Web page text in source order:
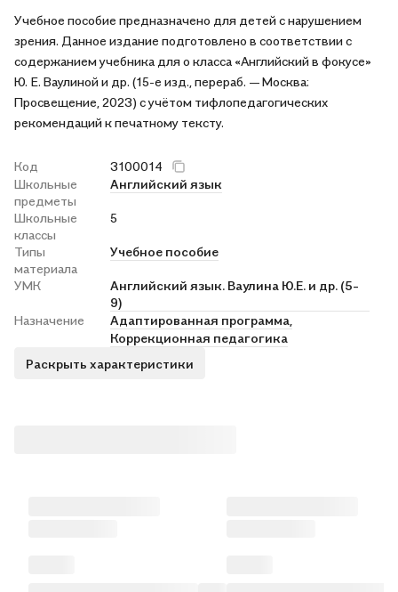
Учебное пособие предназначено для детей с нарушением
зрения. Данное издание подготовлено в соответствии с
содержанием учебника для о класса «Английский в фокусе»
Ю. Е. Ваулиной и др. (15-е изд., перераб. — Москва:
Просвещение, 2023) с учётом тифлопедагогических
рекомендаций к печатному тексту.
Код
3100014
Школьные
предметы
Английский язык
Школьные
классы
5
Типы
материала
Учебное пособие
УМК
Английский язык. Ваулина Ю.Е. и др. (5-
9)
Назначение
Адаптированная программа,
Коррекционная педагогика
Раскрыть характеристики